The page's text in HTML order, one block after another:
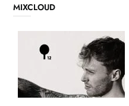
MIXCLOUD